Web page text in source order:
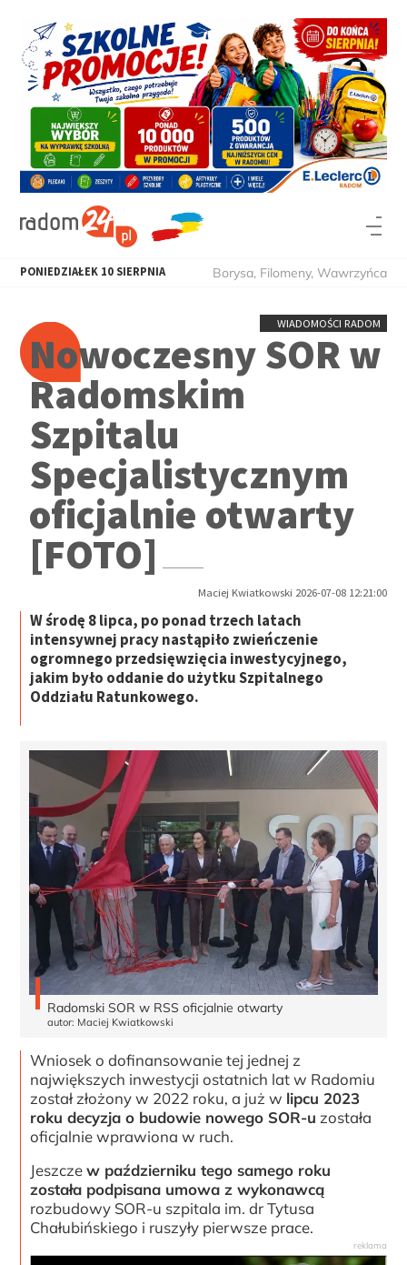
PONIEDZIAŁEK 10 SIERPNIA Borysa, Filomeny, Wawrzyńca
WIADOMOŚCI RADOM
Nowoczesny SOR w
Radomskim
Szpitalu
Specjalistycznym
oficjalnie otwarty
[FOTO]
Maciej Kwiatkowski 2026-07-08 12:21:00
W środę 8 lipca, po ponad trzech latach
intensywnej pracy nastąpiło zwieńczenie
ogromnego przedsięwzięcia inwestycyjnego,
jakim było oddanie do użytku Szpitalnego
Oddziału Ratunkowego.
Radomski SOR w RSS oficjalnie otwarty
autor: Maciej Kwiatkowski
Wniosek o dofinansowanie tej jednej z
największych inwestycji ostatnich lat w Radomiu
został złożony w 2022 roku, a już w lipcu 2023
roku decyzja o budowie nowego SOR-u została
oficjalnie wprawiona w ruch.
Jeszczew październiku tego samego roku
została podpisana umowa z wykonawcą
rozbudowy SOR-u szpitala im. dr Tytusa
Chałubińskiego i ruszyły pierwsze prace.